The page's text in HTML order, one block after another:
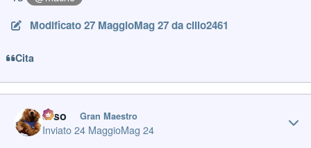
Modificato27 MaggioMag 27da cillo2461
Cita
orso Gran Maestro
Inviato24 MaggioMag 24